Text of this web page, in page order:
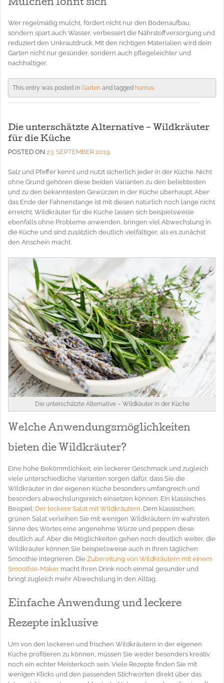
Mulchen lohnt sich
Wer regelmäßig mulcht, fördert nicht nur den Bodenaufbau,
sondern spart auch Wasser, verbessert die Nährstoffversorgung und
reduziert den Unkrautdruck. Mit den richtigen Materialien wird dein
Garten nicht nur gesünder, sondern auch pflegeleichter und
nachhaltiger.
This entry was posted in Garten and tagged humus.
Die unterschätzte Alternative – Wildkräuter
für die Küche
POSTED ON 23. SEPTEMBER 2019
Salz und Pfeffer kennt und nutzt sicherlich jeder in der Küche. Nicht
ohne Grund gehören diese beiden Varianten zu den beliebtesten
und zu den bekanntesten Gewürzen in der Küche überhaupt. Aber
das Ende der Fahnenstange ist mit diesen natürlich noch lange nicht
erreicht. Wildkräuter für die Küche lassen sich beispielsweise
ebenfalls ohne Probleme anwenden, bringen viel Abwechslung in
die Küche und sind zusätzlich deutlich vielfältiger, als es zunächst
den Anschein macht.
Die unterschätzte Alternative – Wildkäuter in der Küche
Welche Anwendungsmöglichkeiten
bieten die Wildkräuter?
Eine hohe Bekömmlichkeit, ein leckerer Geschmack und zugleich
viele unterschiedliche Varianten sorgen dafür, dass Sie die
Wildkräuter in der eigenen Küche besonders umfangreich und
besonders abwechslungsreich einsetzen können. Ein klassisches
Beispiel: Der leckere Salat mit Wildkräutern. Dem klassischen,
grünen Salat verleihen Sie mit wenigen Wildkräutern im wahrsten
Sinne des Wortes eine angenehme Würze und peppen diese
deutlich auf. Aber die Möglichkeiten gehen noch deutlich weiter, die
Wildkräuter können Sie beispielsweise auch in Ihren täglichen
Smoothie integrieren. Die Zubereitung von Wildkräutern mit einem
Smoothie-Maker macht Ihren Drink noch einmal gesunder und
bringt zugleich mehr Abwechslung in den Alltag.
Einfache Anwendung und leckere
Rezepte inklusive
Um von den leckeren und frischen Wildkräutern in der eigenen
Küche profitieren zu können, müssen Sie weder besonders kreativ
noch ein echter Meisterkoch sein. Viele Rezepte finden Sie mit
wenigen Klicks und den passenden Stichworten direkt über das